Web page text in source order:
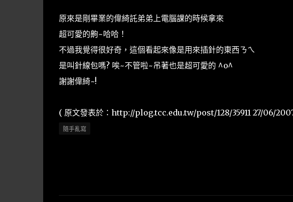
原來是剛畢業的偉綺託弟弟上電腦課的時候拿來
超可愛的齁~哈哈！
不過我覺得很好奇，這個看起來像是用來插針的東西ㄋㄟ
是叫針線包嗎? 唉~不管啦~吊著也是超可愛的 ^o^
謝謝偉綺~!
( 原文發表於：http://plog.tcc.edu.tw/post/128/35911 27/06/2007
隨手亂寫